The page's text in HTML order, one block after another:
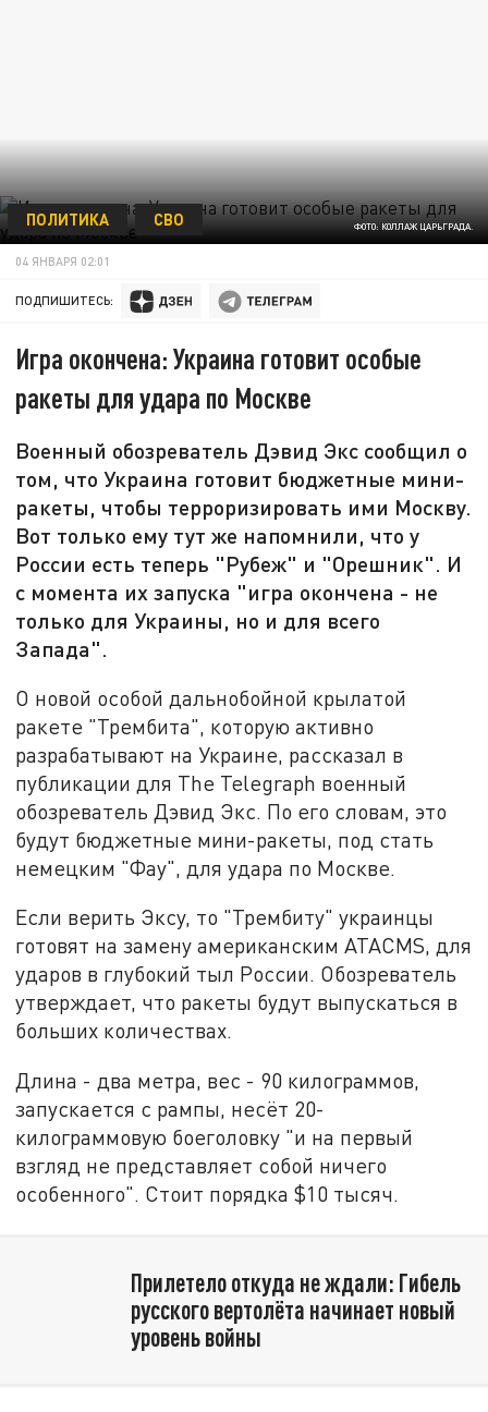
ФОТО: КОЛЛАЖ ЦАРЬГРАДА.
ПОЛИТИКА СВО
04 ЯНВАРЯ 02:01
ПОДПИШИТЕСЬ:
Игра окончена: Украина готовит особые
ракеты для удара по Москве
Военный обозреватель Дэвид Экс сообщил о
том, что Украина готовит бюджетные мини-
ракеты, чтобы терроризировать ими Москву.
Вот только ему тут же напомнили, что у
России есть теперь "Рубеж" и "Орешник". И
с момента их запуска "игра окончена - не
только для Украины, но и для всего
Запада".
О новой особой дальнобойной крылатой
ракете "Трембита", которую активно
разрабатывают на Украине, рассказал в
публикации для The Telegraph военный
обозреватель Дэвид Экс. По его словам, это
будут бюджетные мини-ракеты, под стать
немецким "Фау", для удара по Москве.
Если верить Эксу, то "Трембиту" украинцы
готовят на замену американским ATACMS, для
ударов в глубокий тыл России. Обозреватель
утверждает, что ракеты будут выпускаться в
больших количествах.
Длина - два метра, вес - 90 килограммов,
запускается с рампы, несёт 20-
килограммовую боеголовку "и на первый
взгляд не представляет собой ничего
особенного". Стоит порядка $10 тысяч.
Прилетело откуда не ждали: Гибель
русского вертолёта начинает новый
уровень войны